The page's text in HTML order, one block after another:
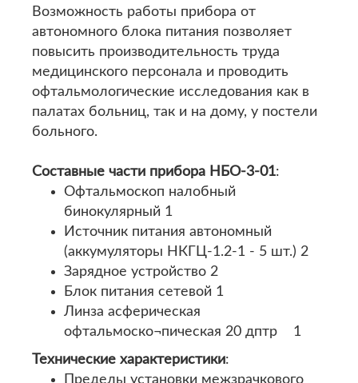
Возможность работы прибора от
автономного блока питания позволяет
повысить производительность труда
медицинского персонала и проводить
офтальмологические исследования как в
палатах больниц, так и на дому, у постели
больного.
Составные части прибора НБО-3-01:
Офтальмоскоп налобный
бинокулярный 1
Источник питания автономный
(аккумуляторы НКГЦ-1.2-1 - 5 шт.) 2
Зарядное устройство 2
Блок питания сетевой 1
Линза асферическая
офтальмоско¬пическая 20 дптр 1
Технические характеристики:
Пределы установки межзрачкового